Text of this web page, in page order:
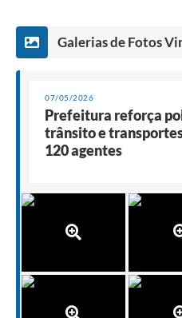
Galerias de Fotos
07/05/2026
Prefeitura reforça
trânsito e
120 agentes